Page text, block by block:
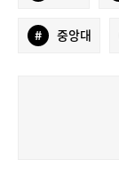
# 중앙대